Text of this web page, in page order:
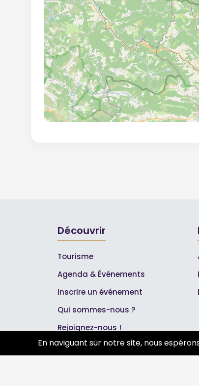
Découvrir
Tourisme
Agenda & Événements
Inscrire un événement
Qui sommes-nous ?
Rejoignez-nous !
Partenaires
En naviguant sur notre site, nous